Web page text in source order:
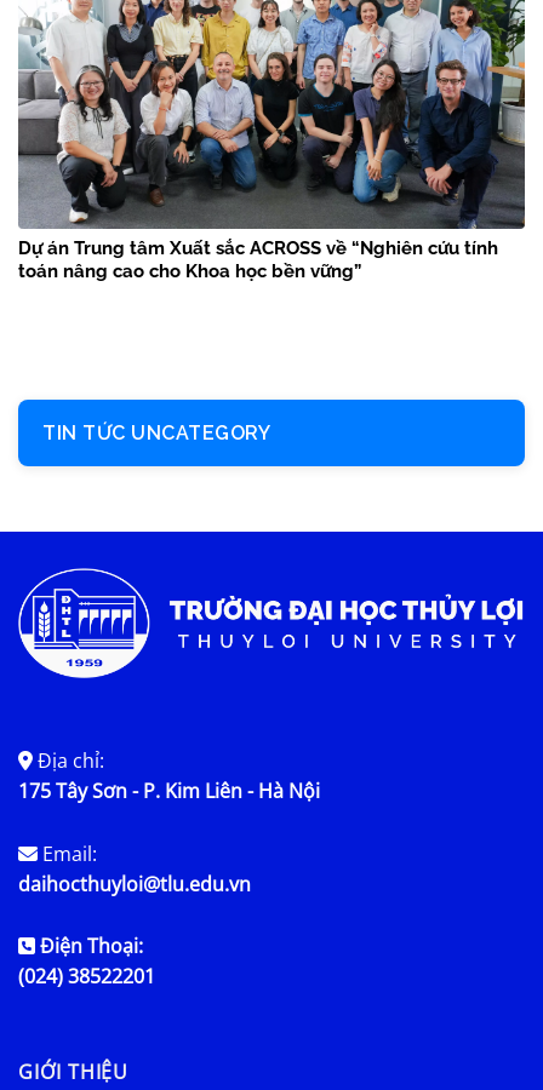
Dự án Trung tâm Xuất sắc ACROSS về “Nghiên cứu tính
toán nâng cao cho Khoa học bền vững”
TIN TỨC UNCATEGORY
Địa chỉ:
175 Tây Sơn - P. Kim Liên - Hà Nội
Email:
daihocthuyloi@tlu.edu.vn
Điện Thoại:
(024) 38522201
GIỚI THIỆU